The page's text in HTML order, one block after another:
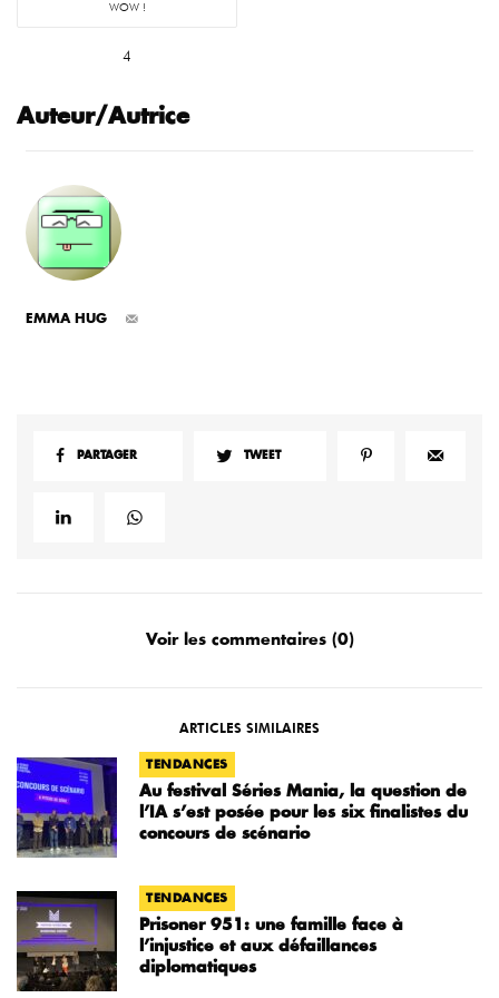
WOW !
4
Auteur/Autrice
EMMA HUG
PARTAGER TWEET
Voir les commentaires (0)
ARTICLES SIMILAIRES
TENDANCES
Au festival Séries Mania, la question de
l’IA s’est posée pour les six finalistes du
concours de scénario
TENDANCES
Prisoner 951: une famille face à
l’injustice et aux défaillances
diplomatiques